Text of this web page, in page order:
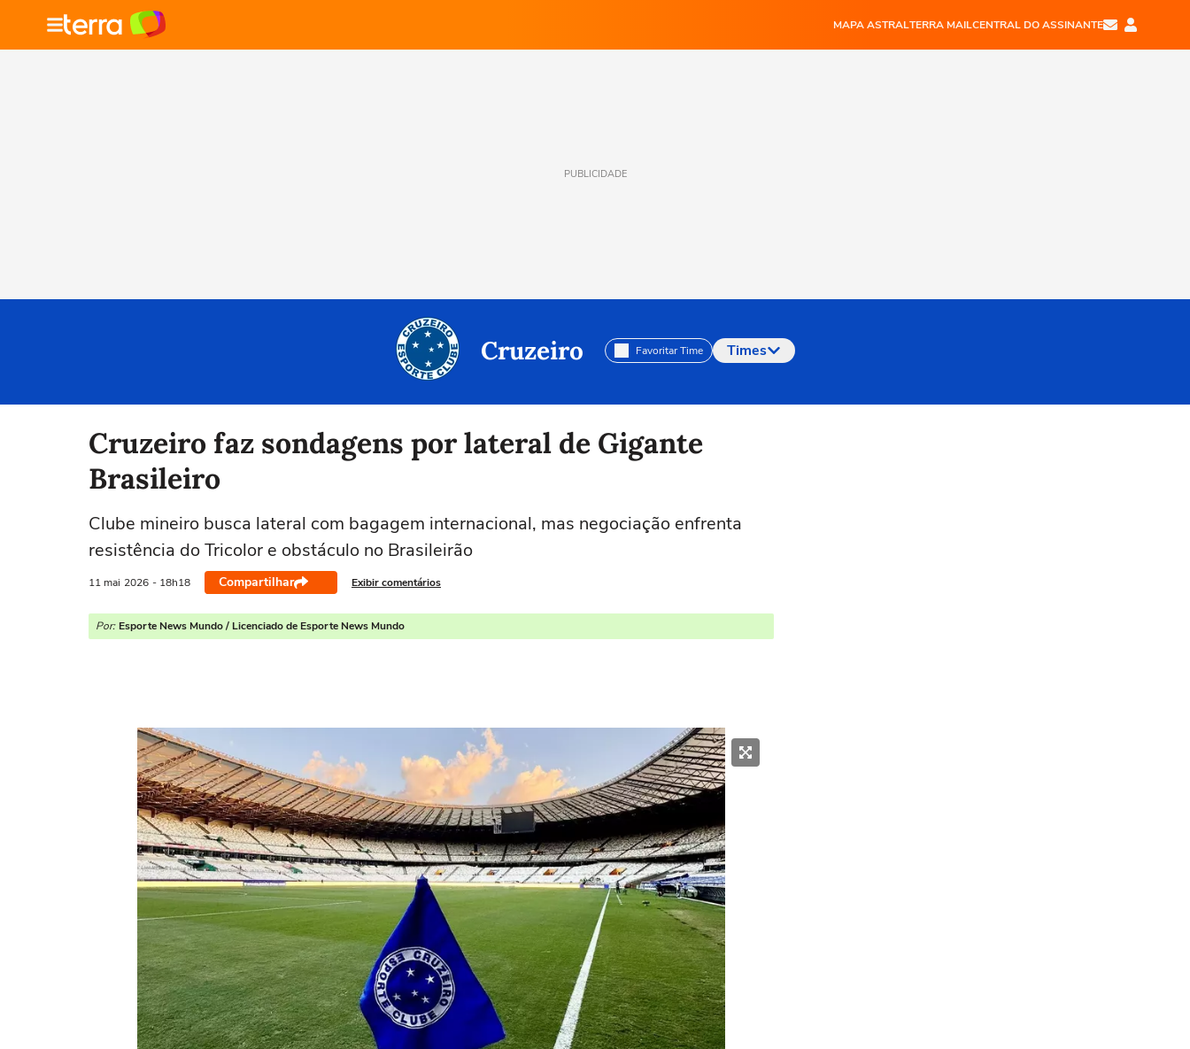
MAPA ASTRALTERRA MAILCENTRAL DO ASSINANTE
PUBLICIDADE
Cruzeiro Favoritar Time Times
Selecione o time para ver as notícias
Cruzeiro faz sondagens por lateral de Gigante
Brasileiro
Clube mineiro busca lateral com bagagem internacional, mas negociação enfrenta
resistência do Tricolor e obstáculo no Brasileirão
11 mai 2026 - 18h18 Compartilhar Exibir comentários
Por: Esporte News Mundo / Licenciado de Esporte News Mundo